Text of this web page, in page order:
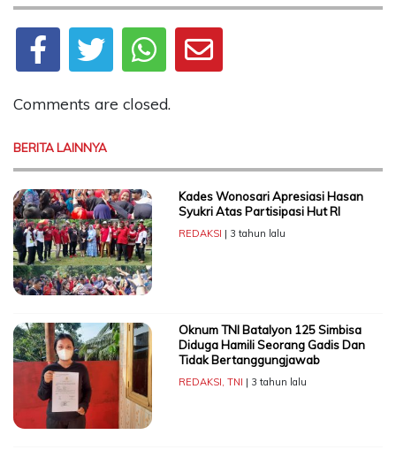
Comments are closed.
BERITA LAINNYA
Kades Wonosari Apresiasi Hasan
Syukri Atas Partisipasi Hut RI
REDAKSI | 3 tahun lalu
Oknum TNI Batalyon 125 Simbisa
Diduga Hamili Seorang Gadis Dan
Tidak Bertanggungjawab
REDAKSI TNI | 3 tahun lalu